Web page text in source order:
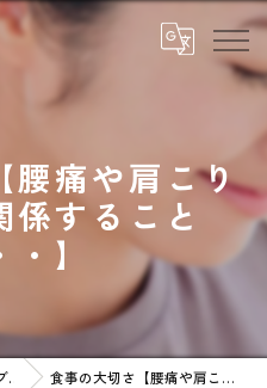
腰痛や肩こり
係すること
】
グ 食事の大切さ【腰痛や肩こりも食べ物が関係することも・・・】